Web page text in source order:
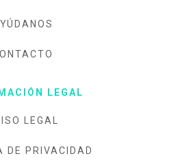
LEGAL
LEGAL
DE PRIVACIDAD